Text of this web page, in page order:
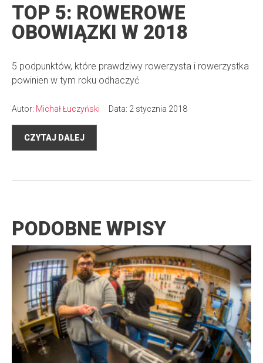
TOP 5: ROWEROWE
OBOWIĄZKI W 2018
5 podpunktów, które prawdziwy rowerzysta i rowerzystka
powinien w tym roku odhaczyć
Autor: Michał Łuczyński Data: 2 stycznia 2018
CZYTAJ DALEJ
PODOBNE WPISY